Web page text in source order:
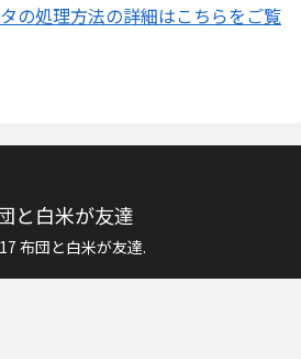
の処理方法の詳細はこちらをご覧
と白米が友達
布団と白米が友達.